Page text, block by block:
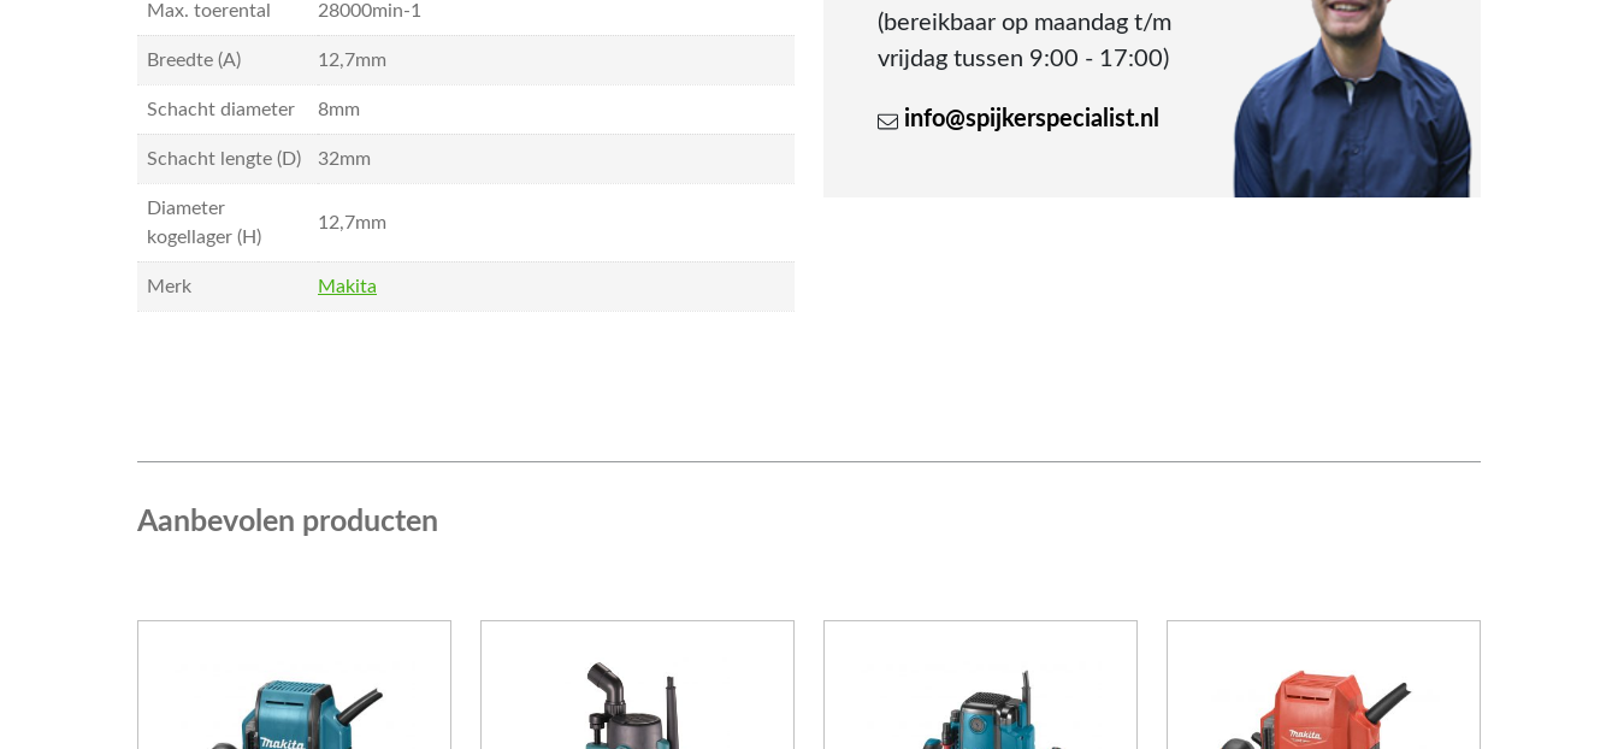
Max. toerental 28000min-1
Breedte (A) 12,7mm
Schacht diameter 8mm
Schacht lengte (D) 32mm
Diameter
kogellager (H)
12,7mm
Merk Makita
(bereikbaar op maandag t/m
vrijdag tussen 9:00 - 17:00)
info@spijkerspecialist.nl
Aanbevolen producten